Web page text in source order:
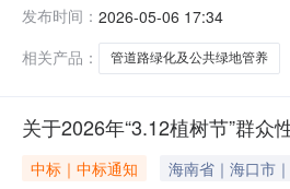
如下：一、招标人：海口
工程量清单及控制价编制工
发布时间： 2026-05-06 17:34
相关产品：
管道路绿化及公共绿地管养
关于2026年“3.12植树节”群众
中标｜中标通知 海南省｜海口市